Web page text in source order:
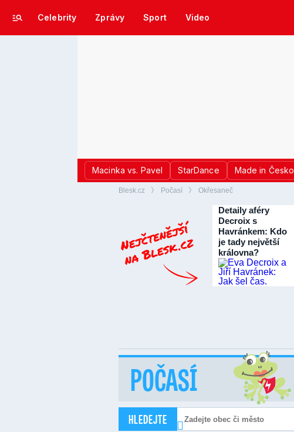
Celebrity Zprávy Sport Video
Macinka vs. Pavel StarDance Made in Česko
Blesk.cz Počasí Okřesaneč
Detaily aféry
Decroix s
Havránkem: Kdo
je tady největší
královna?
POČASÍ
HLEDEJTE